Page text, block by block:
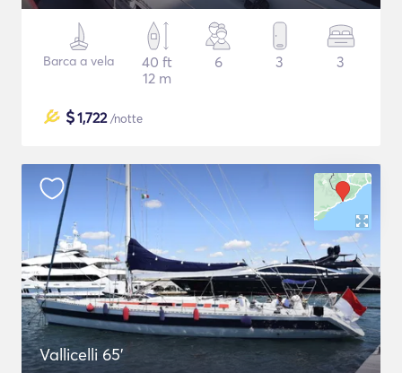
Barca a vela
40 ft
12 m
6 3 3
$1,722/notte
Vallicelli 65'